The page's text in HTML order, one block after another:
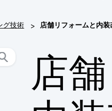
グ技術 > 店舗リフォームと内
店